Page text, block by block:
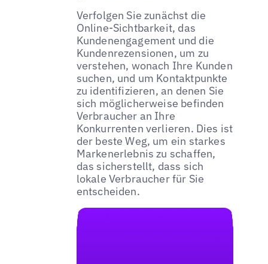
Verfolgen Sie zunächst die
Online-Sichtbarkeit, das
Kundenengagement und die
Kundenrezensionen, um zu
verstehen, wonach Ihre Kunden
suchen, und um Kontaktpunkte
zu identifizieren, an denen Sie
sich möglicherweise befinden
Verbraucher an Ihre
Konkurrenten verlieren. Dies ist
der beste Weg, um ein starkes
Markenerlebnis zu schaffen,
das sicherstellt, dass sich
lokale Verbraucher für Sie
entscheiden.